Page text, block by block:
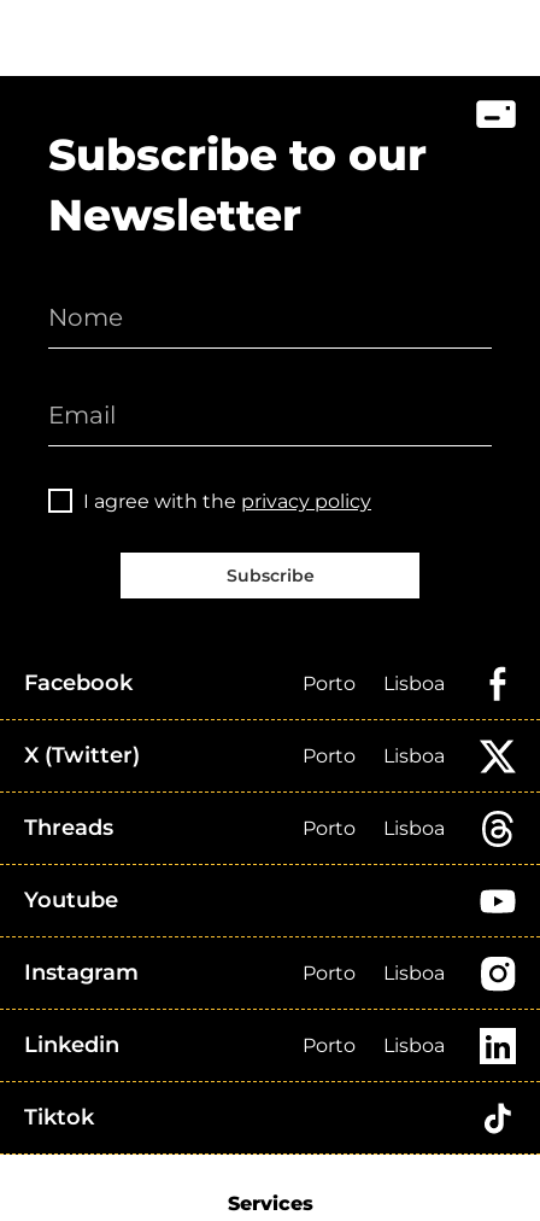
Subscribe to our
Newsletter
I agree with the privacy policy
Subscribe
Facebook Porto Lisboa
X (Twitter) Porto Lisboa
Threads Porto Lisboa
Youtube
Instagram Porto Lisboa
Linkedin Porto Lisboa
Tiktok
Services